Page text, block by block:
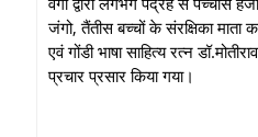
जंगो, तैंतीस बच्चों के संरक्षिका माता
एवं गोंडी भाषा साहित्य रत्न
प्रचार प्रसार किया गया।